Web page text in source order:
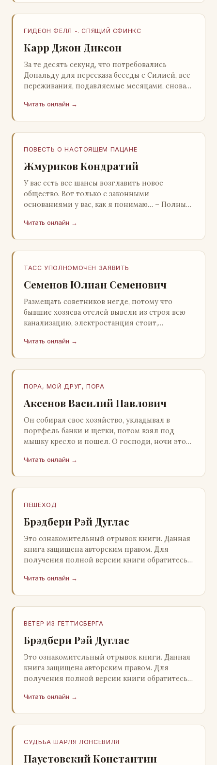
ГИДЕОН ФЕЛЛ -. СПЯЩИЙ СФИНКС
Карр Джон Диксон
За те десять секунд, что потребовались
Дональду для пересказа беседы с Силией, все
переживания, подавляемые месяцами, снова
среди…
Читать онлайн →
ПОВЕСТЬ О НАСТОЯЩЕМ ПАЦАНЕ
Жмуриков Кондратий
У вас есть все шансы возглавить новое
общество. Вот только с законными
основаниями у вас, как я понимаю… – Полный
Натанович. – Что ж, …
Читать онлайн →
ТАСС УПОЛНОМОЧЕН ЗАЯВИТЬ
Семенов Юлиан Семенович
Размещать советников негде, потому что
бывшие хозяева отелей вывели из строя всю
канализацию, электростанция стоит,
А. Алешин». …
Читать онлайн →
ПОРА, МОЙ ДРУГ, ПОРА
Аксенов Василий Павлович
Он собирал свое хозяйство, укладывал в
портфель банки и щетки, потом взял под
мышку кресло и пошел. О господи, ночи этой
заставлял…
Читать онлайн →
ПЕШЕХОД
Брэдбери Рэй Дуглас
Это ознакомительный отрывок книги. Данная
книга защищена авторским правом. Для
получения полной версии книги обратитесь к
легального ко…
Читать онлайн →
ВЕТЕР ИЗ ГЕТТИСБЕРГА
Брэдбери Рэй Дуглас
Это ознакомительный отрывок книги. Данная
книга защищена авторским правом. Для
получения полной версии книги обратитесь к
легального ко…
Читать онлайн →
СУДЬБА ШАРЛЯ ЛОНСЕВИЛЯ
Паустовский Константин